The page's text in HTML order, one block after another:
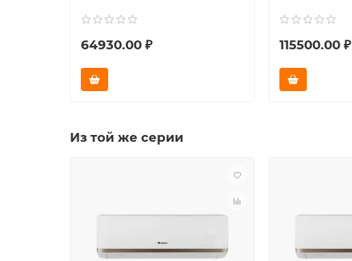
64930.00 ₽ 115500.00 ₽
Из той же серии